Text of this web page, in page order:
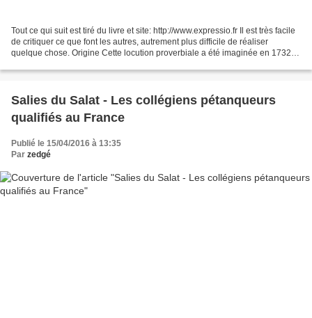
Tout ce qui suit est tiré du livre et site: http://www.expressio.fr Il est très facile
de critiquer ce que font les autres, autrement plus difficile de réaliser
quelque chose. Origine Cette locution proverbiale a été imaginée en 1732
Salies du Salat - Les collégiens pétanqueurs
qualifiés au France
Publié le 15/04/2016 à 13:35
Par zedgé